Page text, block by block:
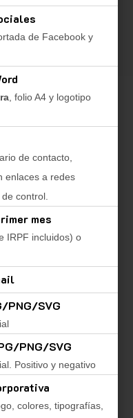
de Facebook y
, folio A4 y logotipo
de contacto,
enlaces a redes
control.
mes
IRPF incluidos) o
PNG/SVG
PNG/SVG
Positivo y negativo
colores, tipografías,